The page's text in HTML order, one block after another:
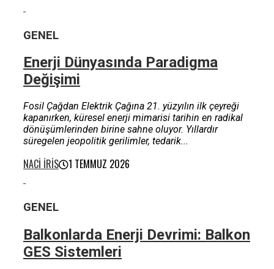
GENEL
Enerji Dünyasında Paradigma
Değişimi
Fosil Çağdan Elektrik Çağına 21. yüzyılın ilk çeyreği
kapanırken, küresel enerji mimarisi tarihin en radikal
dönüşümlerinden birine sahne oluyor. Yıllardır
süregelen jeopolitik gerilimler, tedarik...
NACI İRIS 1 TEMMUZ 2026
GENEL
Balkonlarda Enerji Devrimi: Balkon
GES Sistemleri